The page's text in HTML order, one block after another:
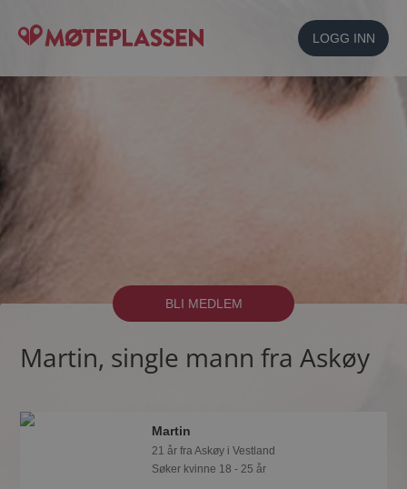
LOGG INN
BLI MEDLEM
Martin, single mann fra Askøy
Martin
21 år fra Askøy i Vestland
Søker kvinne 18 - 25 år